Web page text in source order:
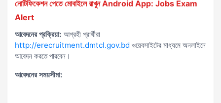
নোটিফিকেশন পেতে মোবাইলে রাখুন Android App: Jobs Exam
Alert
আবেদনের প্রক্রিয়া: আগ্রহী প্রার্থীরা
http://erecruitment.dmtcl.gov.bd ওয়েবসাইটের মাধ্যমে অনলাইনে
আবেদন করতে পারবেন।
আবেদনের সময়সীমা: